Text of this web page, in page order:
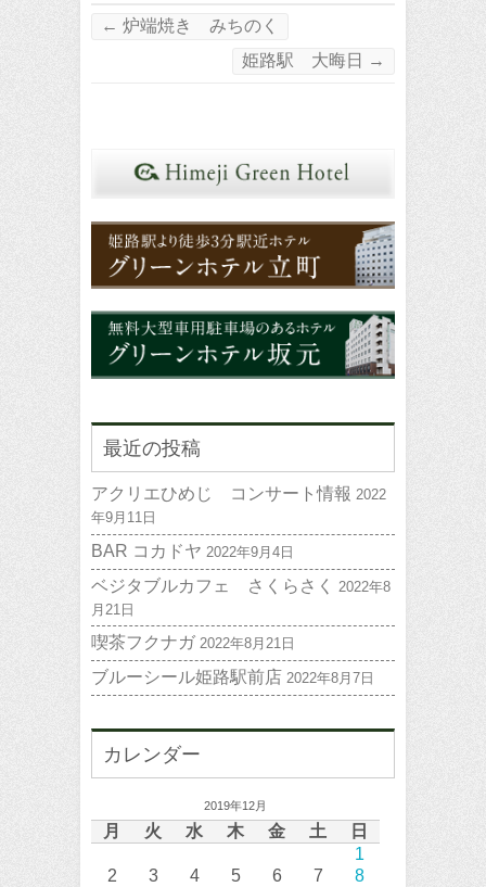
← 炉端焼き みちのく
姫路駅 大晦日
→
最近の投稿
アクリエひめじ コンサート情報 2022
年9月11日
BAR コカドヤ 2022年9月4日
ベジタブルカフェ さくらさく
2022年8
月21日
喫茶フクナガ 2022年8月21日
ブルーシール姫路駅前店 2022年8月7日
カレンダー
2019年12月
月 火 水 木 金 土
日
1
2
3 4 5 6 7 8